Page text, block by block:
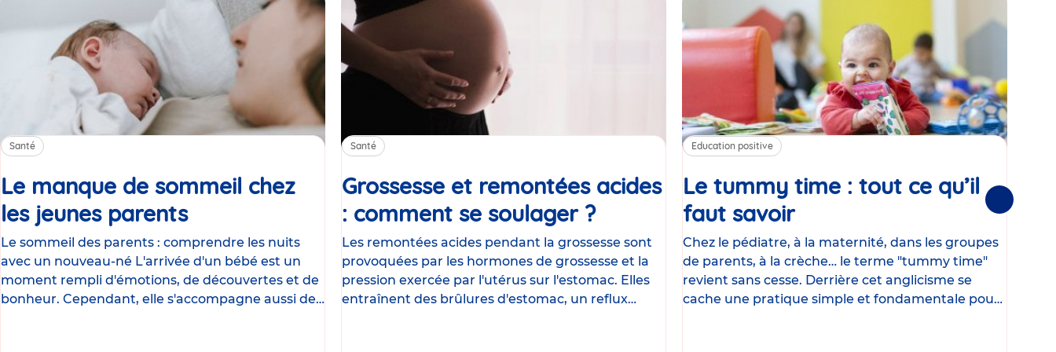
Santé
Le manque de sommeil chez
les jeunes parentsArticle
Le sommeil des parents : comprendre les nuits
avec un nouveau-né L'arrivée d'un bébé est un
moment rempli d'émotions, de découvertes et de
bonheur. Cependant, elle s'accompagne aussi de
Santé
Grossesse et remontées acides
: comment se soulager ?Article
Les remontées acides pendant la grossesse sont
provoquées par les hormones de grossesse et la
pression exercée par l'utérus sur l'estomac. Elles
entraînent des brûlures d'estomac, un reflux
Education positive
Le tummy time : tout ce qu’il
faut savoirArticle
Chez le pédiatre, à la maternité, dans les groupes
de parents, à la crèche… le terme "tummy time"
revient sans cesse. Derrière cet anglicisme se
cache une pratique simple et fondamentale pour
Suivantes